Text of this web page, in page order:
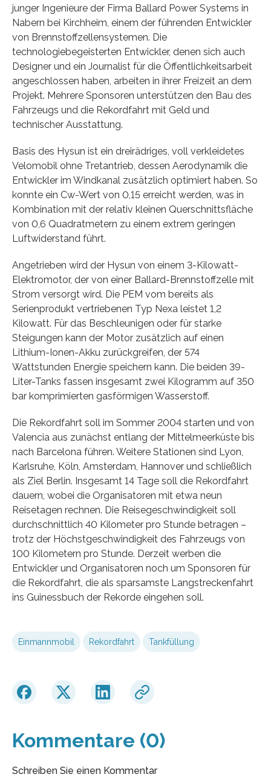
junger Ingenieure der Firma Ballard Power Systems in
Nabern bei Kirchheim, einem der führenden Entwickler
von Brennstoffzellensystemen. Die
technologiebegeisterten Entwickler, denen sich auch
Designer und ein Journalist für die Öffentlichkeitsarbeit
angeschlossen haben, arbeiten in ihrer Freizeit an dem
Projekt. Mehrere Sponsoren unterstützen den Bau des
Fahrzeugs und die Rekordfahrt mit Geld und
technischer Ausstattung.
Basis des Hysun ist ein dreirädriges, voll verkleidetes
Velomobil ohne Tretantrieb, dessen Aerodynamik die
Entwickler im Windkanal zusätzlich optimiert haben. So
konnte ein Cw-Wert von 0,15 erreicht werden, was in
Kombination mit der relativ kleinen Querschnittsfläche
von 0,6 Quadratmetern zu einem extrem geringen
Luftwiderstand führt.
Angetrieben wird der Hysun von einem 3-Kilowatt-
Elektromotor, der von einer Ballard-Brennstoffzelle mit
Strom versorgt wird. Die PEM vom bereits als
Serienprodukt vertriebenen Typ Nexa leistet 1,2
Kilowatt. Für das Beschleunigen oder für starke
Steigungen kann der Motor zusätzlich auf einen
Lithium-Ionen-Akku zurückgreifen, der 574
Wattstunden Energie speichern kann. Die beiden 39-
Liter-Tanks fassen insgesamt zwei Kilogramm auf 350
bar komprimierten gasförmigen Wasserstoff.
Die Rekordfahrt soll im Sommer 2004 starten und von
Valencia aus zunächst entlang der Mittelmeerküste bis
nach Barcelona führen. Weitere Stationen sind Lyon,
Karlsruhe, Köln, Amsterdam, Hannover und schließlich
als Ziel Berlin. Insgesamt 14 Tage soll die Rekordfahrt
dauern, wobei die Organisatoren mit etwa neun
Reisetagen rechnen. Die Reisegeschwindigkeit soll
durchschnittlich 40 Kilometer pro Stunde betragen –
trotz der Höchstgeschwindigkeit des Fahrzeugs von
100 Kilometern pro Stunde. Derzeit werben die
Entwickler und Organisatoren noch um Sponsoren für
die Rekordfahrt, die als sparsamste Langstreckenfahrt
ins Guinessbuch der Rekorde eingehen soll.
Einmannmobil Rekordfahrt Tankfüllung
Kommentare (0)
Schreiben Sie einen Kommentar